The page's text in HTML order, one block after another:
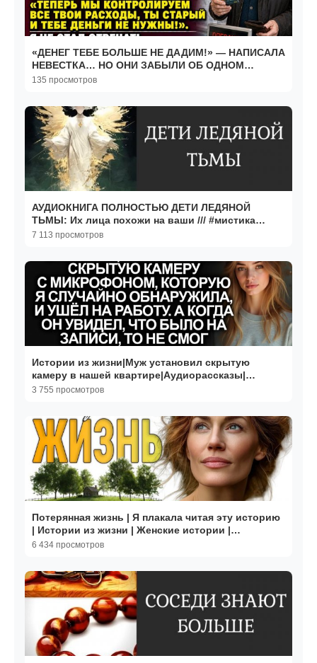
«ДЕНЕГ ТЕБЕ БОЛЬШЕ НЕ ДАДИМ!» — НАПИСАЛА
НЕВЕСТКА… НО ОНИ ЗАБЫЛИ ОБ ОДНОМ
ЧЕЛОВЕКЕ
135 просмотров
АУДИОКНИГА ПОЛНОСТЬЮ ДЕТИ ЛЕДЯНОЙ
ТЬМЫ: Их лица похожи на ваши /// #мистика
#триллер #хоррор
7 113 просмотров
Истории из жизни|Муж установил скрытую
камеру в нашей квартире|Аудиорассказы|
Реальные истории
3 755 просмотров
Потерянная жизнь | Я плакала читая эту историю
| Истории из жизни | Женские истории |
Аудиорассказ
6 434 просмотров